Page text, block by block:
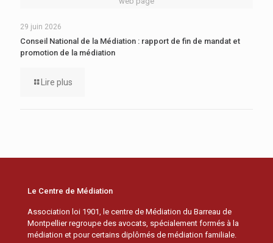
29 juin 2026
Conseil National de la Médiation : rapport de fin de mandat et
promotion de la médiation
Lire plus
Le Centre de Médiation
Association loi 1901, le centre de Médiation du Barreau de
Montpellier regroupe des avocats, spécialement formés à la
médiation et pour certains diplômés de médiation familiale.